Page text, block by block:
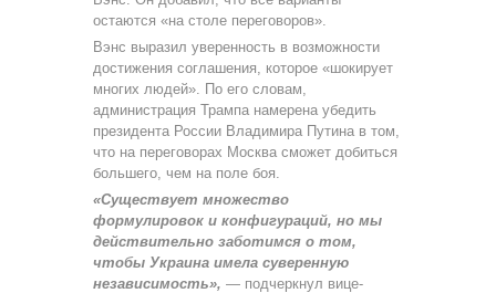
остаются «на столе переговоров».
Вэнс выразил уверенность в возможности
достижения соглашения, которое «шокирует
многих людей». По его словам,
администрация Трампа намерена убедить
президента России Владимира Путина в том,
что на переговорах Москва сможет добиться
большего, чем на поле боя.
«Существует множество
формулировок и конфигураций, но мы
действительно заботимся о том,
чтобы Украина имела суверенную
независимость», — подчеркнул вице-